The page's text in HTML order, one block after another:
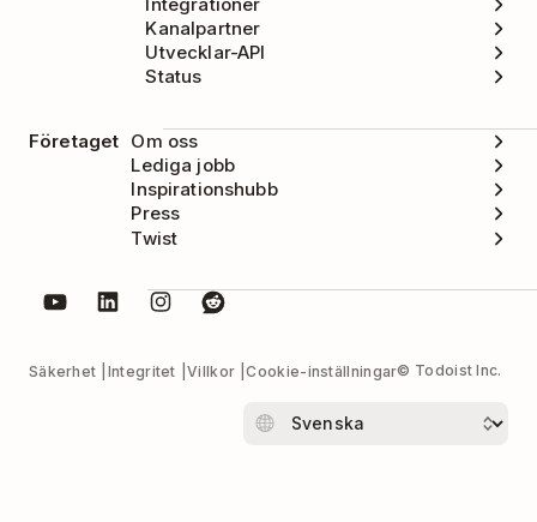
Kanalpartner
Utvecklar-API
Status
Företaget Om oss
Lediga jobb
Inspirationshubb
Press
Twist
Säkerhet Integritet Villkor Cookie-inställningar© Todoist Inc.